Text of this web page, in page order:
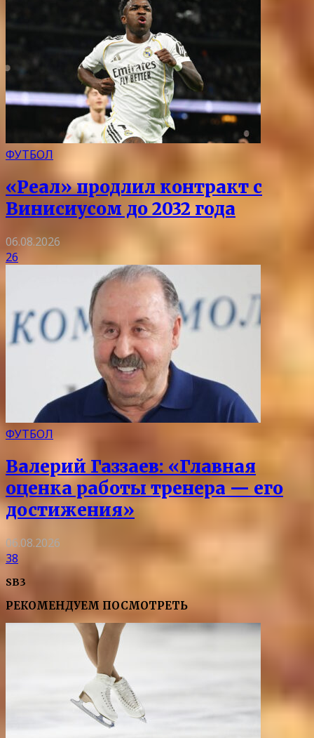
ФУТБОЛ
«Реал» продлил контракт с
Винисиусом до 2032 года
06.08.2026
26
ФУТБОЛ
Валерий Газзаев: «Главная
оценка работы тренера — его
достижения»
06.08.2026
38
SB3
РЕКОМЕНДУЕМ ПОСМОТРЕТЬ